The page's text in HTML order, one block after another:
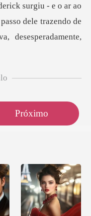
surgiu - e o ar ao
dele tr
Próximo